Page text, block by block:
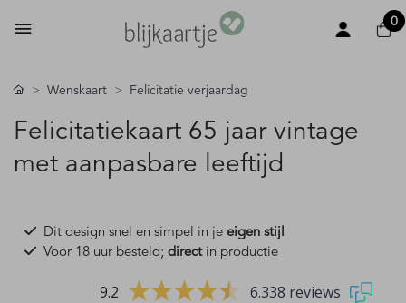
0
Wenskaart Felicitatie verjaardag
Felicitatiekaart 65 jaar vintage
met aanpasbare leeftijd
Dit design snel en simpel in je eigen stijl
Voor 18 uur besteld; directin productie
9.2 6.338 reviews